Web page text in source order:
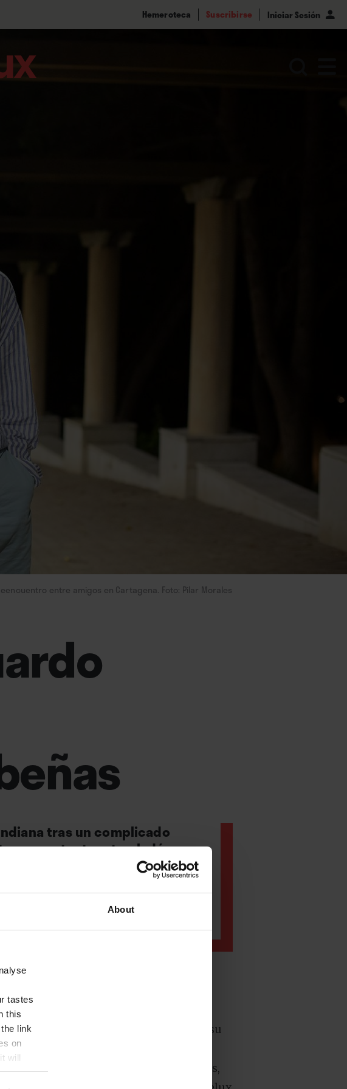
About
tastes
this
link
on
will
Hemeroteca Suscribirse Iniciar Sesión
entre amigos en Cartagena. Foto: Pilar Morales
tras un complicado
y cantautora trasladó su
encontrarse en La Mar de
a pocas horas de su único
una necesaria siesta
entre las nueve jornadas de su
a República Dominicana. Era la
(Santo Domingo, 1977) en nuestro país,